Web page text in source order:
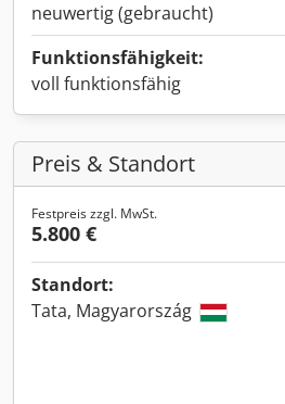
neuwertig (gebraucht)
Funktionsfähigkeit:
voll funktionsfähig
Preis & Standort
Festpreis zzgl. MwSt.
5.800 €
Standort:
Tata, Magyarország